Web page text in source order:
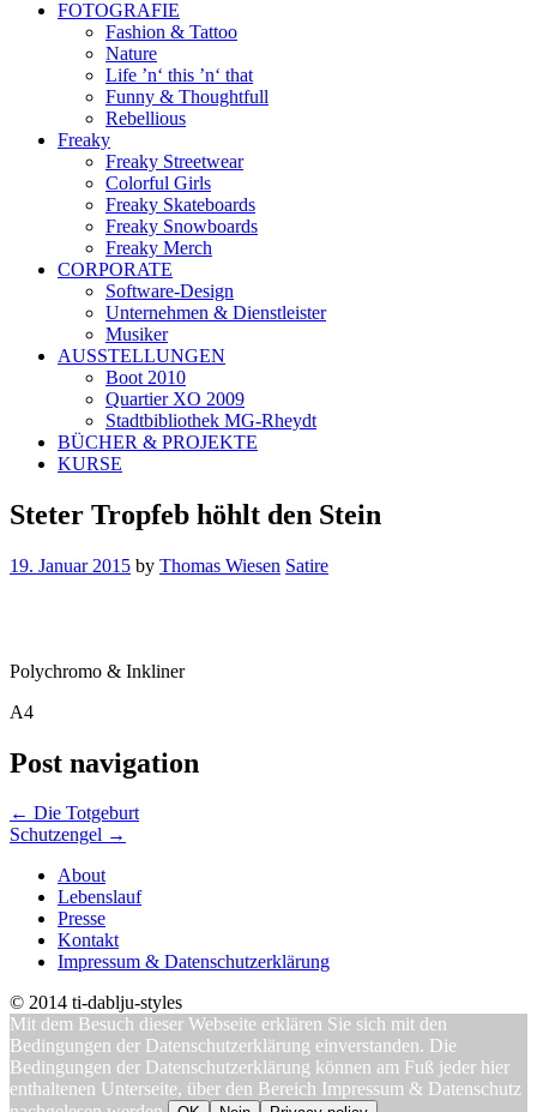
FOTOGRAFIE
Fashion & Tattoo
Nature
Life ’n‘ this ’n‘ that
Funny & Thoughtfull
Rebellious
Freaky
Freaky Streetwear
Colorful Girls
Freaky Skateboards
Freaky Snowboards
Freaky Merch
CORPORATE
Software-Design
Unternehmen & Dienstleister
Musiker
AUSSTELLUNGEN
Boot 2010
Quartier XO 2009
Stadtbibliothek MG-Rheydt
BÜCHER & PROJEKTE
KURSE
Steter Tropfeb höhlt den Stein
19. Januar 2015 by Thomas Wiesen Satire
Polychromo & Inkliner
A4
Post navigation
← Die Totgeburt
Schutzengel →
About
Lebenslauf
Presse
Kontakt
Impressum & Datenschutzerklärung
© 2014 ti-dablju-styles
Mit dem Besuch dieser Webseite erklären Sie sich mit den
Bedingungen der Datenschutzerklärung einverstanden. Die
Bedingungen der Datenschutzerklärung können am Fuß jeder hier
enthaltenen Unterseite, über den Bereich Impressum & Datenschutz